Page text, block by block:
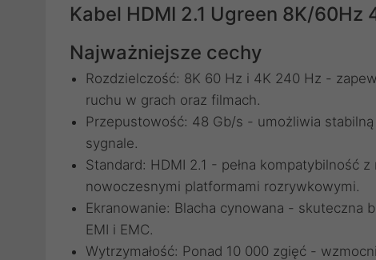
Kabel HDMI 2.1 Ugreen 8K/60Hz
Najważniejsze cechy
Rozdzielczość: 8K 60 Hz i 4K 240 Hz -
ruchu w grach oraz filmach.
Przepustowość: 48 Gb/s - umożliwia
sygnale.
Standard: HDMI 2.1 - pełna kompatybilność
nowoczesnymi platformami rozrywkowymi.
Ekranowanie: Blacha cynowana - skuteczna
EMI i EMC.
Wytrzymałość: Ponad 10 000 zgięć -